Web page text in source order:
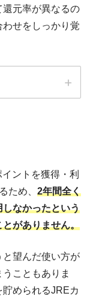
還元率が異なるの
せをしっかり覚
ス消費者還元事業
2％対象店
舗
対象外店
2％ 0％
ントを獲得・利
ため、 2年間全く
なかったという
がありません。
望んだ使い方が
こともありま
められるJREカ